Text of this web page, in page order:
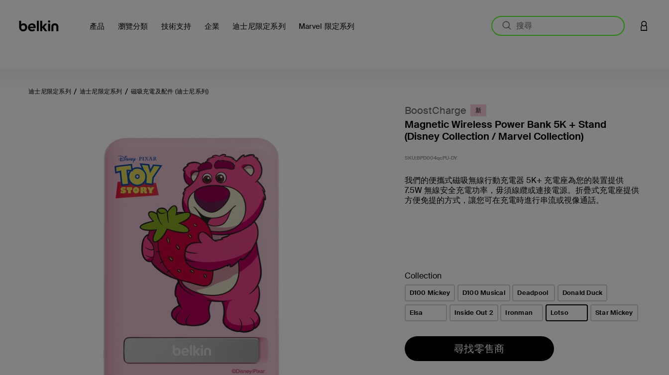
產品 瀏覽分類 技術支持 企業 迪士尼限定系列 Marvel 限定系列 登入您
迪士尼限定系列 迪士尼限定系列 磁吸充電及配件 (迪士尼系列)
BoostCharge 新
Magnetic Wireless Power Bank 5K + Stand
(Disney Collection / Marvel Collection)
SKU:BPD004qcPU-DY
我們的便攜式磁吸無線行動充電器 5K+ 充電座為您的裝置提供
7.5W 無線安全充電功率，毋須線纜或連接電源。折疊式充電座提供
方便免提的方式，讓您可在充電時進行串流或視像通話。
Collection
D100 Mickey D100 Musical Deadpool Donald Duck
Elsa Inside Out 2 Ironman Lotso Star Mickey
尋找零售商